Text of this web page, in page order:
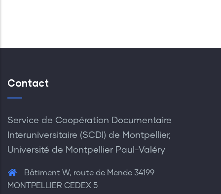
Contact
Service de Coopération Documentaire
Interuniversitaire (SCDI) de Montpellier,
Université de Montpellier Paul-Valéry
Bâtiment W, route de Mende 34199
MONTPELLIER CEDEX 5